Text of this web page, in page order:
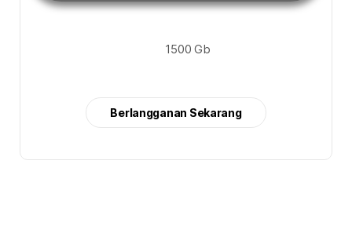
1500 Gb
Berlangganan Sekarang